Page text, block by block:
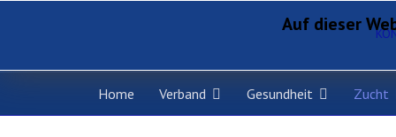
Home Verband Gesundheit Zucht
Auf dieser